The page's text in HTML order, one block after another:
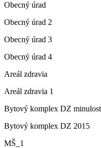
Obecný úrad
Obecný úrad 2
Obecný úrad 3
Obecný úrad 4
Areál zdravia
Areál zdravia 1
Bytový komplex DZ
Bytový komplex DZ 2015
MŠ_1